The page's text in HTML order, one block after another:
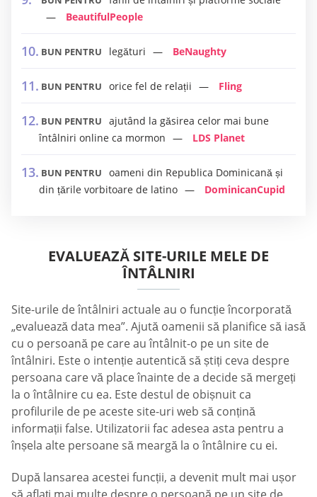
BeautifulPeople
BUN PENTRU legături BeNaughty
BUN PENTRU orice fel de relații Fling
BUN PENTRU
ajutând la găsirea celor mai bune
întâlniri online ca mormon
LDS Planet
BUN PENTRU
oameni din Republica Dominicană și
din țările vorbitoare de latino
DominicanCupid
EVALUEAZĂ SITE-URILE MELE DE
ÎNTÂLNIRI
Site-urile de întâlniri actuale au o funcție încorporată
„evaluează data mea”. Ajută oamenii să planifice să iasă
cu o persoană pe care au întâlnit-o pe un site de
întâlniri. Este o intenție autentică să știți ceva despre
persoana care vă place înainte de a decide să mergeți
la o întâlnire cu ea. Este destul de obișnuit ca
profilurile de pe aceste site-uri web să conțină
informații false. Utilizatorii fac adesea asta pentru a
înșela alte persoane să meargă la o întâlnire cu ei.
După lansarea acestei funcții, a devenit mult mai ușor